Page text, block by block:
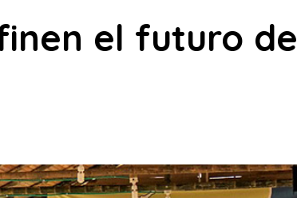
el futuro de